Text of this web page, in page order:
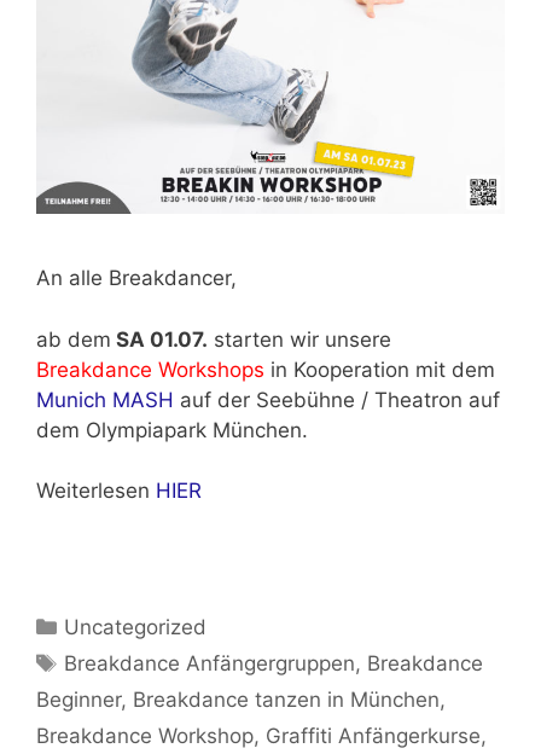
An alle Breakdancer,
ab dem SA 01.07. starten wir unsere
Breakdance Workshops in Kooperation mit dem
Munich MASH auf der Seebühne / Theatron auf
dem Olympiapark München.
Weiterlesen HIER
Kategorien
Uncategorized
Schlagwörter
Breakdance Anfängergruppen, Breakdance
Beginner, Breakdance tanzen in München,
Breakdance Workshop, Graffiti Anfängerkurse,